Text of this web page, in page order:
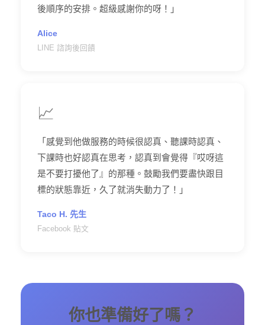
後順序的安排。超級感謝你的呀！」
Alice
LINE 諮詢後回饋
📈
「感覺到他做服務的時候很認真、聽課時認真、
下課時也好認真在思考，認真到會覺得『哎呀這
是不要打擾他了』的那種。鼓勵我們要盡快跟目
標的狀態靠近，久了就消失動力了！」
Taco H. 先生
Facebook 貼文
你也準備好了嗎？